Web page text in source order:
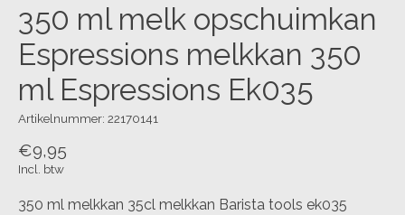
350 ml melk opschuimkan
Espressions melkkan 350
ml Espressions Ek035
Artikelnummer: 22170141
€9,95
Incl. btw
350 ml melkkan 35cl melkkan Barista tools ek035